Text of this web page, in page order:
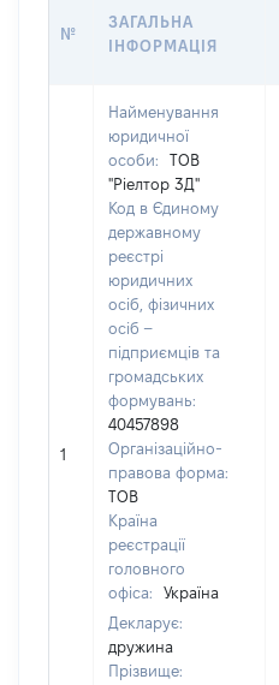
№
ЗАГАЛЬНА
ІНФОРМАЦІЯ
1
Найменування
юридичної
особи:
ТОВ
"Ріелтор 3Д"
Код в Єдиному
державному
реєстрі
юридичних
осіб, фізичних
осіб –
підприємців та
громадських
формувань:
40457898
Організаційно-
правова форма:
ТОВ
Країна
реєстрації
головного
офіса:
Україна
Декларує:
дружина
Прізвище: